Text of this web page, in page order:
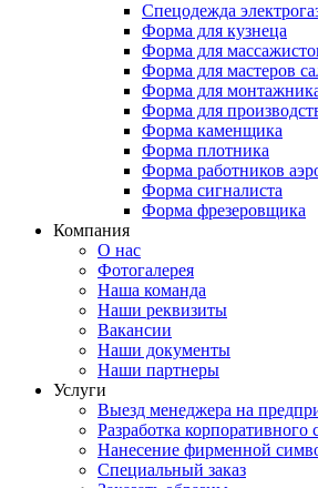
Спецодежда
Форма для кузнеца
Форма для
Форма для мастеров
Форма для
Форма для
Форма каменщика
Форма плотника
Форма работников
Форма сигналиста
Форма фрезеровщика
Компания
О нас
Фотогалерея
Наша команда
Наши реквизиты
Вакансии
Наши документы
Наши партнеры
Услуги
Выезд менеджера на
Разработка корпоративного
Нанесение фирменной
Специальный заказ